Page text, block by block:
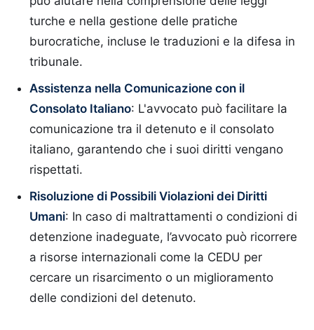
turche e nella gestione delle pratiche
burocratiche, incluse le traduzioni e la difesa in
tribunale.
Assistenza nella Comunicazione con il
Consolato Italiano: L'avvocato può facilitare la
comunicazione tra il detenuto e il consolato
italiano, garantendo che i suoi diritti vengano
rispettati.
Risoluzione di Possibili Violazioni dei Diritti
Umani: In caso di maltrattamenti o condizioni di
detenzione inadeguate, l’avvocato può ricorrere
a risorse internazionali come la CEDU per
cercare un risarcimento o un miglioramento
delle condizioni del detenuto.